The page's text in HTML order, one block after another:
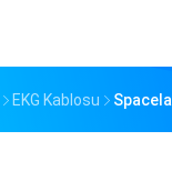
EKG Kablosu